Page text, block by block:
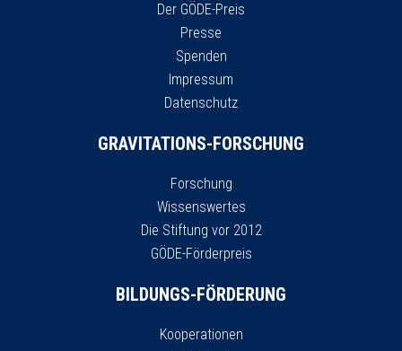
Der GÖDE-Preis
Presse
Spenden
Impressum
Datenschutz
GRAVITATIONS-FORSCHUNG
Forschung
Wissenswertes
Die Stiftung vor 2012
GÖDE-Förderpreis
BILDUNGS-FÖRDERUNG
Kooperationen